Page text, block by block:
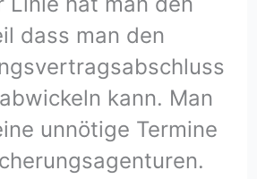
dass man den
kann. Man
unnötige Termine